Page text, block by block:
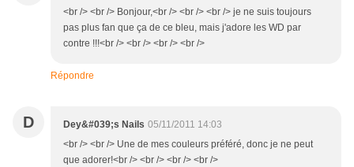
<br /> <br /> Bonjour,<br /> <br /> <br /> je ne suis toujours
pas plus fan que ça de ce bleu, mais j'adore les WD par
contre !!!<br /> <br /> <br /> <br />
Répondre
D Dey&#039;s Nails 05/11/2011 14:03
<br /> <br /> Une de mes couleurs préféré, donc je ne peut
que adorer!<br /> <br /> <br /> <br />